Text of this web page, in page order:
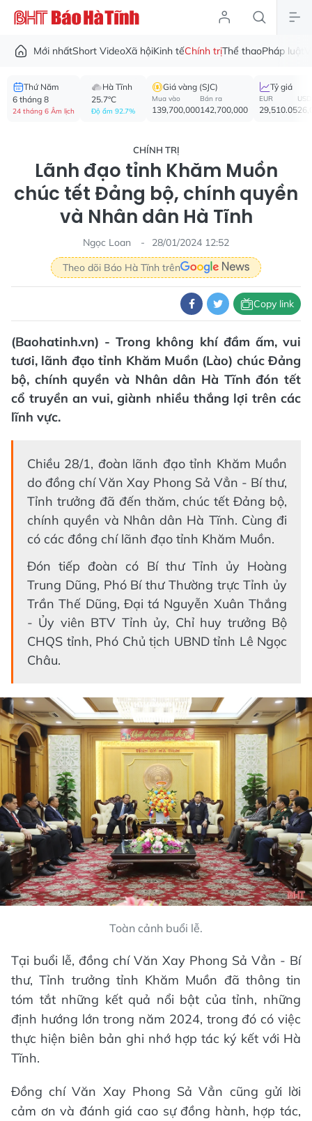
Mới nhấtShort VideoXã hộiKinh tếChính trịThể thaoPháp luật
Thứ Năm
6 tháng 8
24 tháng 6 Âm lịch
Hà Tĩnh
25.7°C
Độ ẩm 92.7%
Giá vàng (SJC)
Mua vào
139,700,000
Bán ra
142,700,000
Tỷ giá
EUR
29,510.05
USD
CHÍNH TRỊ
Lãnh đạo tỉnh Khăm Muồn
chúc tết Đảng bộ, chính quyền
và Nhân dân Hà Tĩnh
Ngọc Loan
28/01/2024 12:52
Theo dõi Báo Hà Tĩnh trên
Copy link
(Baohatinh.vn) - Trong không khí đầm ấm, vui
tươi, lãnh đạo tỉnh Khăm Muồn (Lào) chúc Đảng
bộ, chính quyền và Nhân dân Hà Tĩnh đón tết
cổ truyền an vui, giành nhiều thắng lợi trên các
lĩnh vực.
Chiều 28/1, đoàn lãnh đạo tỉnh Khăm Muồn
do đồng chí Văn Xay Phong Sả Vẳn - Bí thư,
Tỉnh trưởng đã đến thăm, chúc tết Đảng bộ,
chính quyền và Nhân dân Hà Tĩnh. Cùng đi
có các đồng chí lãnh đạo tỉnh Khăm Muồn.
Đón tiếp đoàn có Bí thư Tỉnh ủy Hoàng
Trung Dũng, Phó Bí thư Thường trực Tỉnh ủy
Trần Thế Dũng, Đại tá Nguyễn Xuân Thắng
- Ủy viên BTV Tỉnh ủy, Chỉ huy trưởng Bộ
CHQS tỉnh, Phó Chủ tịch UBND tỉnh Lê Ngọc
Châu.
Toàn cảnh buổi lễ.
Tại buổi lễ, đồng chí Văn Xay Phong Sả Vẳn - Bí
thư, Tỉnh trưởng tỉnh Khăm Muồn đã thông tin
tóm tắt những kết quả nổi bật của tỉnh, những
định hướng lớn trong năm 2024, trong đó có việc
thực hiện biên bản ghi nhớ hợp tác ký kết với Hà
Tĩnh.
Đồng chí Văn Xay Phong Sả Vẳn cũng gửi lời
cảm ơn và đánh giá cao sự đồng hành, hợp tác,